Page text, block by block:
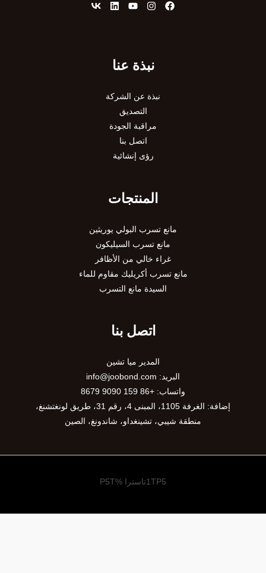
نبذة عنا
نبذة عن الشركة
التصديق
مراقبة الجودة
اتصل بنا
رؤى إنشائية
المنتجات
مانع تسرب البولي يوريثين
مانع تسرب السيليكون
غراء خالي من الأظافر
مانع تسرب أكريليك مقاوم للماء
السيدة مانع التسرب
اتصل بنا
المدير ميا تشين
البريد: info@joobond.com
واتساب:+86 159 9090 8679
إضافة: الغرفة 1105، المبنى 4، رقم 31، طريق لونغتشنغ،
منطقة شيبي، تشينغداو، شاندونغ، الصين
1TP5تاسترا %P5T